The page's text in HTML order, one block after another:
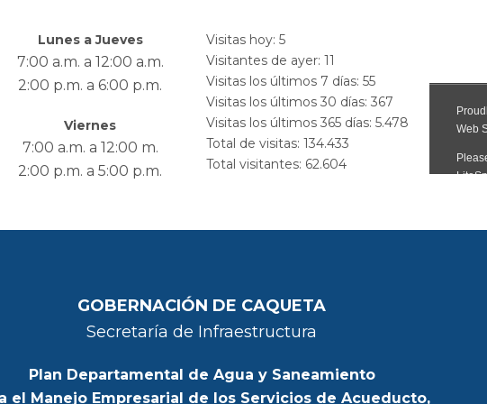
Lunes a Jueves
7:00 a.m. a 12:00 a.m.
2:00 p.m. a 6:00 p.m.
Viernes
7:00 a.m. a 12:00 m.
2:00 p.m. a 5:00 p.m.
Visitas hoy: 5
Visitantes de ayer: 11
Visitas los últimos 7 días: 55
Visitas los últimos 30 días: 367
Visitas los últimos 365 días: 5.478
Total de visitas: 134.433
Total visitantes: 62.604
GOBERNACIÓN DE CAQUETA
Secretaría de Infraestructura
Plan Departamental de Agua y Saneamiento
el Manejo Empresarial de los Servicios de Acueducto,